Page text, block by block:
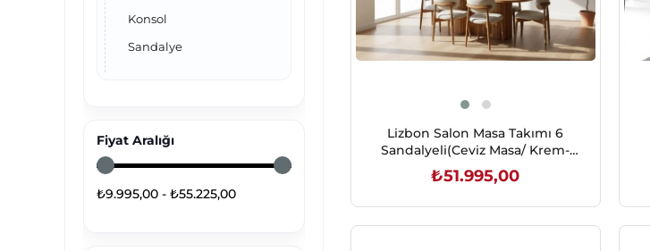
Konsol
Sandalye
Fiyat Aralığı
₺9.995,00 - ₺55.225,00
Lizbon Salon Masa Takımı 6
Sandalyeli(Ceviz Masa/ Krem-
Ceviz Sand.)
₺51.995,00